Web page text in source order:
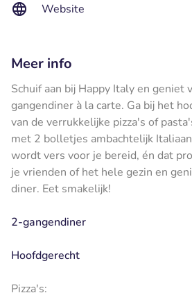
Website
Meer info
Schuif aan bij Happy Italy en geniet
gangendiner à la carte. Ga bij het
van de verrukkelijke pizza's of
met 2 bolletjes ambachtelijk
wordt vers voor je bereid, én dat
je vrienden of het hele gezin en
diner. Eet smakelijk!
2-gangendiner
Hoofdgerecht
Pizza's: